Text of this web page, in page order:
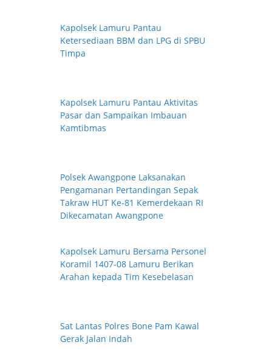
Kapolsek Lamuru Pantau
Ketersediaan BBM dan LPG di SPBU
Timpa
Kapolsek Lamuru Pantau Aktivitas
Pasar dan Sampaikan Imbauan
Kamtibmas
Polsek Awangpone Laksanakan
Pengamanan Pertandingan Sepak
Takraw HUT Ke-81 Kemerdekaan RI
Dikecamatan Awangpone
Kapolsek Lamuru Bersama Personel
Koramil 1407-08 Lamuru Berikan
Arahan kepada Tim Kesebelasan
Sat Lantas Polres Bone Pam Kawal
Gerak Jalan Indah